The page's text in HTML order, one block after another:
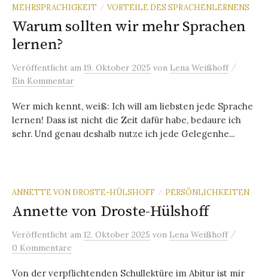
MEHRSPRACHIGKEIT / VORTEILE DES SPRACHENLERNENS
Warum sollten wir mehr Sprachen
lernen?
Veröffentlicht am 19. Oktober 2025 von Lena Weißhoff /
Ein Kommentar
Wer mich kennt, weiß: Ich will am liebsten jede Sprache
lernen! Dass ist nicht die Zeit dafür habe, bedaure ich
sehr. Und genau deshalb nutze ich jede Gelegenhe...
ANNETTE VON DROSTE-HÜLSHOFF / PERSÖNLICHKEITEN
Annette von Droste-Hülshoff
Veröffentlicht am 12. Oktober 2025 von Lena Weißhoff /
0 Kommentare
Von der verpflichtenden Schullektüre im Abitur ist mir